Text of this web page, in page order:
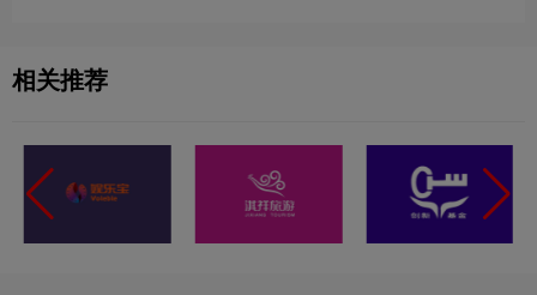
相关推荐